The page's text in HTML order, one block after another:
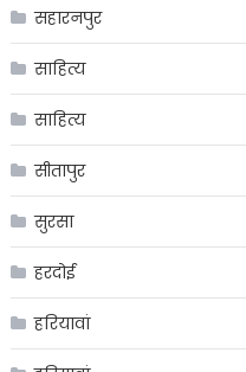
सहारनपुर
साहित्य
साहित्य
सीतापुर
सुरसा
हरदोई
हरियावां